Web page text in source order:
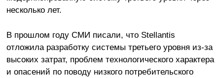
несколько лет.
В прошлом году СМИ писали, что Stellantis
отложила разработку системы третьего уровня из-за
высоких затрат, проблем технологического характера
и опасений по поводу низкого потребительского